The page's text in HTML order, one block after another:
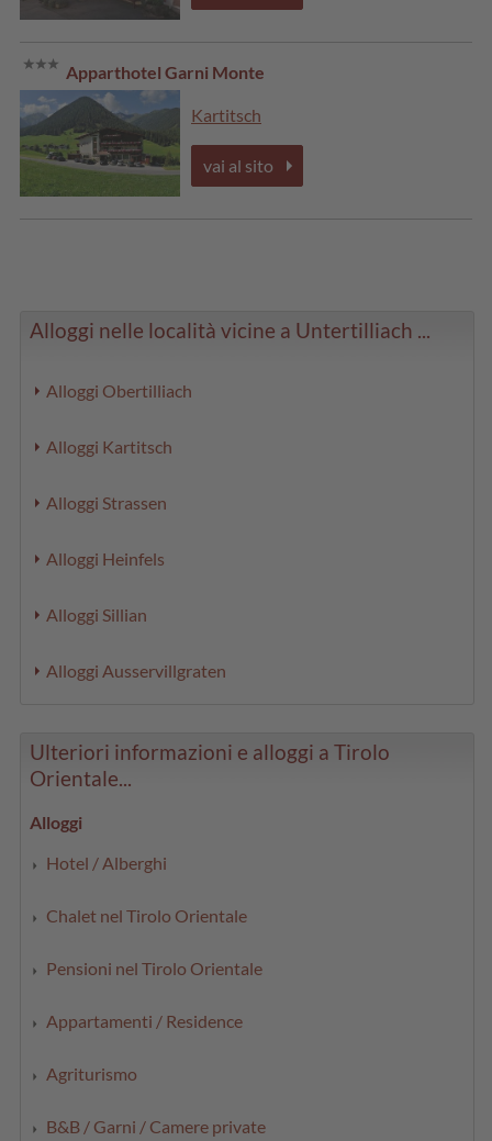
Apparthotel Garni Monte
Kartitsch
vai al sito
Alloggi nelle località vicine a Untertilliach ...
Alloggi Obertilliach
Alloggi Kartitsch
Alloggi Strassen
Alloggi Heinfels
Alloggi Sillian
Alloggi Ausservillgraten
Ulteriori informazioni e alloggi a Tirolo
Orientale...
Alloggi
Hotel / Alberghi
Chalet nel Tirolo Orientale
Pensioni nel Tirolo Orientale
Appartamenti / Residence
Agriturismo
B&B / Garni / Camere private